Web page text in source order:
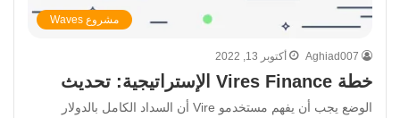
مشروع Waves
Aghiad007 أكتوبر 13, 2022
خطة Vires Finance الإستراتيجية: تحديث
الوضع يجب أن يفهم مستخدمو Vire أن السداد الكامل بالدولار